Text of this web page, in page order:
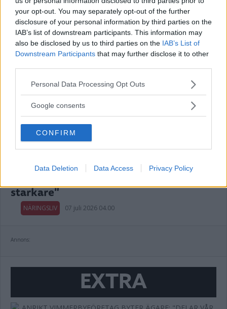
your opt-out. You may separately opt-out of the further
disclosure of your personal information by third parties on the
IAB’s list of downstream participants. This information may
also be disclosed by us to third parties on the IAB’s List of
Downstream Participants that may further disclose it to other
Please note that this website/app uses one or more Google
not limited to your visit or usage behaviour. You may click to
use your data for below specified purposes in below Google
consent section.
Personal Data Processing Opt Outs
Google consents
CONFIRM
Data Deletion Data Access Privacy Policy
Annons:
FÖRETAG MED VERKSAMHET I
VIMMERBY BYTER NAMN
NÄRINGSLIV 07 juli 2026 07.29
Alsér om beslutet att överlämna
livsverket: "Företaget blir helt enkelt
starkare"
NÄRINGSLIV 07 juli 2026 04.00
Annons:
EXTRA